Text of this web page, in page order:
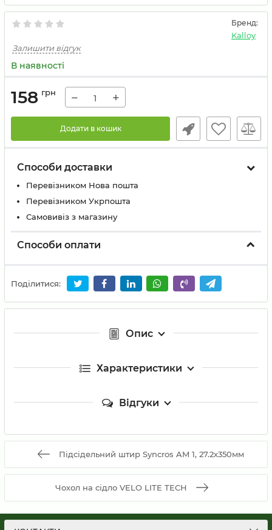
Бренд:
Kalloy
Залишити відгук
В наявності
158 грн − +
Додати в кошик
Способи доставки
Перевізником Нова пошта
Перевізником Укрпошта
Самовивіз з магазину
Способи оплати
Поділитися:
Опис
Характеристики
Відгуки
Підсідельний штир Syncros AM 1, 27.2х350мм
Чохол на сідло VELO LITE TECH